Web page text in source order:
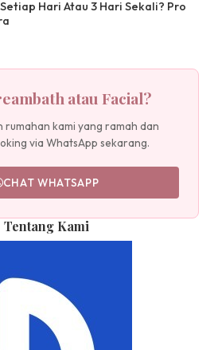
Hari Atau 3 Hari Sekali? Pro
atau Facial?
rumahan kami yang ramah dan
via WhatsApp sekarang.
CHAT WHATSAPP
Tentang Kami